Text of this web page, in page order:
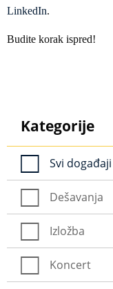
LinkedIn.
Budite korak ispred!
Kategorije
Svi događaji
Dešavanja
Izložba
Koncert